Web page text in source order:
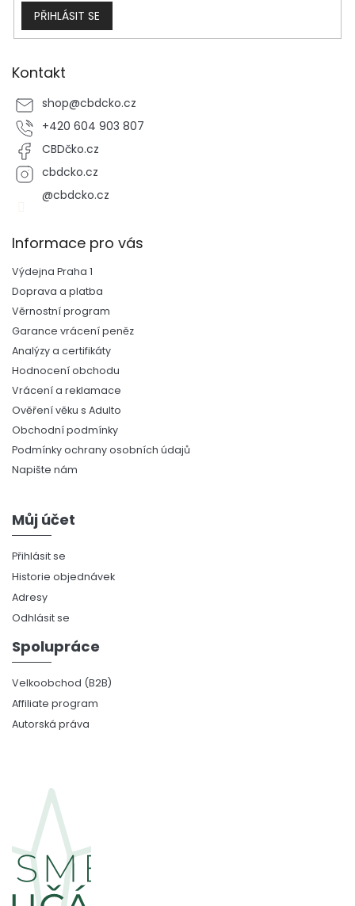
PŘIHLÁSIT SE
Kontakt
shop@cbdcko.cz
+420 604 903 807
CBDčko.cz
cbdcko.cz
@cbdcko.cz
Informace pro vás
Výdejna Praha 1
Doprava a platba
Věrnostní program
Garance vrácení peněz
Analýzy a certifikáty
Hodnocení obchodu
Vrácení a reklamace
Ověření věku s Adulto
Obchodní podmínky
Podmínky ochrany osobních údajů
Napište nám
Můj účet
Přihlásit se
Historie objednávek
Adresy
Odhlásit se
Spolupráce
Velkoobchod (B2B)
Affiliate program
Autorská práva